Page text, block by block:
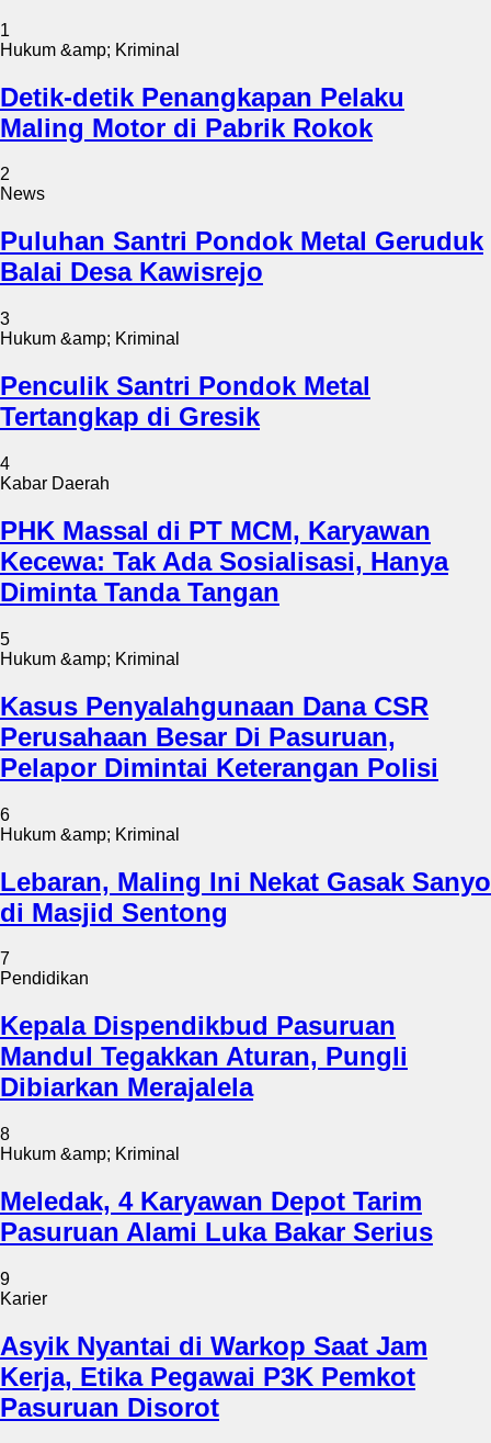
1
Hukum &amp; Kriminal
Detik-detik Penangkapan Pelaku
Maling Motor di Pabrik Rokok
2
News
Puluhan Santri Pondok Metal Geruduk
Balai Desa Kawisrejo
3
Hukum &amp; Kriminal
Penculik Santri Pondok Metal
Tertangkap di Gresik
4
Kabar Daerah
PHK Massal di PT MCM, Karyawan
Kecewa: Tak Ada Sosialisasi, Hanya
Diminta Tanda Tangan
5
Hukum &amp; Kriminal
Kasus Penyalahgunaan Dana CSR
Perusahaan Besar Di Pasuruan,
Pelapor Dimintai Keterangan Polisi
6
Hukum &amp; Kriminal
Lebaran, Maling Ini Nekat Gasak Sanyo
di Masjid Sentong
7
Pendidikan
Kepala Dispendikbud Pasuruan
Mandul Tegakkan Aturan, Pungli
Dibiarkan Merajalela
8
Hukum &amp; Kriminal
Meledak, 4 Karyawan Depot Tarim
Pasuruan Alami Luka Bakar Serius
9
Karier
Asyik Nyantai di Warkop Saat Jam
Kerja, Etika Pegawai P3K Pemkot
Pasuruan Disorot